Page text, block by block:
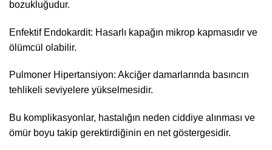
bozukluğudur.
Enfektif Endokardit: Hasarlı kapağın mikrop kapmasıdır ve
ölümcül olabilir.
Pulmoner Hipertansiyon: Akciğer damarlarında basıncın
tehlikeli seviyelere yükselmesidir.
Bu komplikasyonlar, hastalığın neden ciddiye alınması ve
ömür boyu takip gerektirdiğinin en net göstergesidir.